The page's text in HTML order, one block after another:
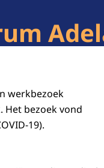
werkbezoek
Het bezoek vond
19).